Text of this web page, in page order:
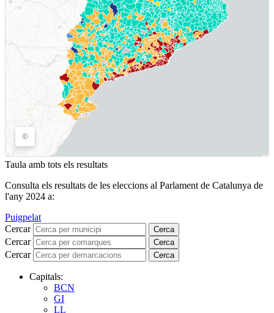
Taula amb tots els resultats
Consulta els resultats de les eleccions al Parlament de Catalunya de
l'any 2024 a:
Puigpelat
Cercar
Cerca
Cercar Cerca
Cercar Cerca
Capitals:
BCN
GI
LL